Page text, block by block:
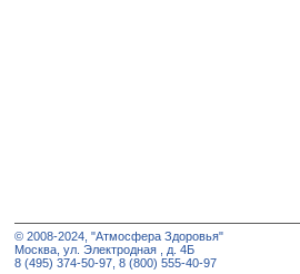
© 2008-2024, "Атмосфера Здоровья"
Москва, ул. Электродная , д. 4Б
8 (495) 374-50-97, 8 (800) 555-40-97